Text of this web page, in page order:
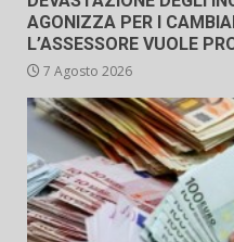
AGONIZZA PER I
L’ASSESSORE VUOLE
7 Agosto 2026